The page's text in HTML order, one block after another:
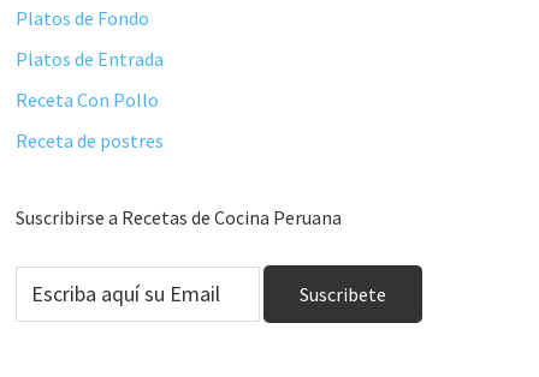
Platos de Fondo
Platos de Entrada
Receta Con Pollo
Receta de postres
Suscribirse a Recetas de Cocina Peruana